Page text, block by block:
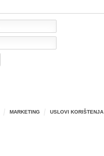
MARKETING USLOVI KORIŠTENJA